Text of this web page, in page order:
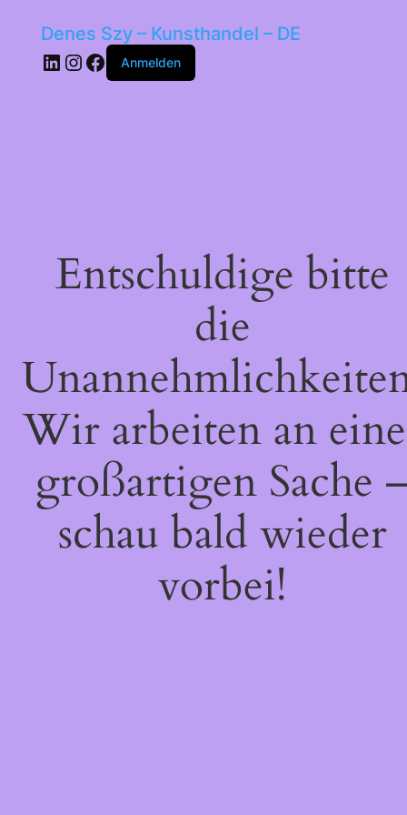
Denes Szy – Kunsthandel – DE
LinkedIn
Instagram
Facebook
Anmelden
Entschuldige bitte
die
Wir arbeiten an
großartigen Sache
schau bald wieder
vorbei!